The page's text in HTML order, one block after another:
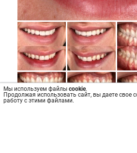
Мы используем файлы cookie.
Продолжая использовать сайт, вы даете свое
работу с этими файлами.